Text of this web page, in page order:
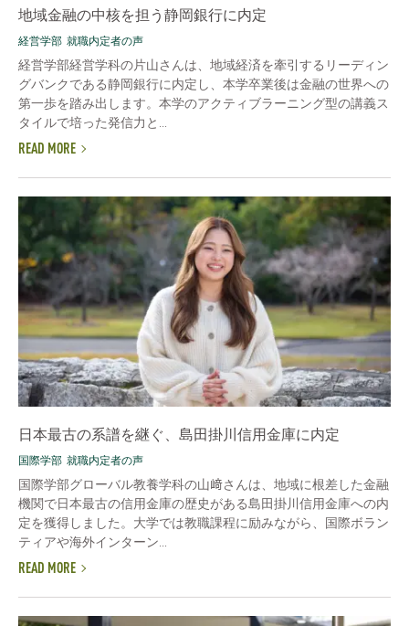
地域金融の中核を担う静岡銀行に内定
経営学部 就職内定者の声
経営学部経営学科の片山さんは、地域経済を牽引するリーディン
グバンクである静岡銀行に内定し、本学卒業後は金融の世界への
第一歩を踏み出します。本学のアクティブラーニング型の講義ス
タイルで培った発信力と...
READ MORE
日本最古の系譜を継ぐ、島田掛川信用金庫に内定
国際学部 就職内定者の声
国際学部グローバル教養学科の山﨑さんは、地域に根差した金融
機関で日本最古の信用金庫の歴史がある島田掛川信用金庫への内
定を獲得しました。大学では教職課程に励みながら、国際ボラン
ティアや海外インターン...
READ MORE